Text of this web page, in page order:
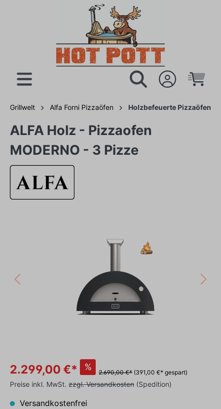
Grillwelt Alfa Forni Pizzaöfen Holzbefeuerte Pizzaöfen
ALFA Holz - Pizzaofen
MODERNO - 3 Pizze
2.299,00 €* %
2.690,00 €* (391,00 €* gespart)
Preise inkl. MwSt. zzgl. Versandkosten (Spedition)
Versandkostenfrei